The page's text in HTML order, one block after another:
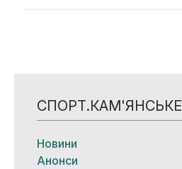
СПОРТ.КАМ'ЯНСЬКЕ
Новини
Анонси